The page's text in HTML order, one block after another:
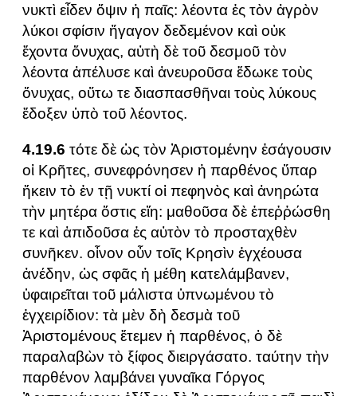
νυκτὶ εἶδεν ὄψιν ἡ παῖς: λέοντα ἐς τὸν ἀγρὸν
λύκοι σφίσιν ἤγαγον δεδεμένον καὶ οὐκ
ἔχοντα ὄνυχας, αὐτὴ δὲ τοῦ δεσμοῦ τὸν
λέοντα ἀπέλυσε καὶ ἀνευροῦσα ἔδωκε τοὺς
ὄνυχας, οὕτω τε διασπασθῆναι τοὺς λύκους
ἔδοξεν ὑπὸ τοῦ λέοντος.
4.19.6 τότε δὲ ὡς τὸν Ἀριστομένην ἐσάγουσιν
οἱ Κρῆτες, συνεφρόνησεν ἡ παρθένος ὕπαρ
ἥκειν τὸ ἐν τῇ νυκτί οἱ πεφηνὸς καὶ ἀνηρώτα
τὴν μητέρα ὅστις εἴη: μαθοῦσα δὲ ἐπεῤῥώσθη
τε καὶ ἀπιδοῦσα ἐς αὐτὸν τὸ προσταχθὲν
συνῆκεν. οἶνον οὖν τοῖς Κρησὶν ἐγχέουσα
ἀνέδην, ὡς σφᾶς ἡ μέθη κατελάμβανεν,
ὑφαιρεῖται τοῦ μάλιστα ὑπνωμένου τὸ
ἐγχειρίδιον: τὰ μὲν δὴ δεσμὰ τοῦ
Ἀριστομένους ἔτεμεν ἡ παρθένος, ὁ δὲ
παραλαβὼν τὸ ξίφος διειργάσατο. ταύτην τὴν
παρθένον λαμβάνει γυναῖκα Γόργος